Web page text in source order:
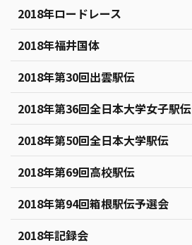
2018年ロードレース
2018年福井国体
2018年第30回出雲駅伝
2018年第36回全日本大学女子駅伝
2018年第50回全日本大学駅伝
2018年第69回高校駅伝
2018年第94回箱根駅伝予選会
2018年記録会